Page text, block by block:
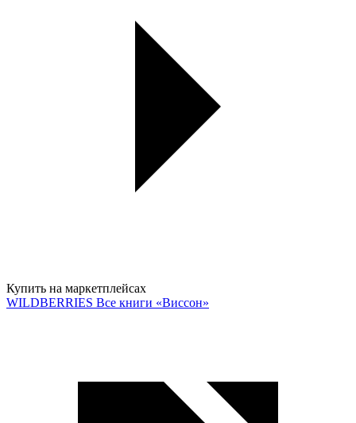
Купить на маркетплейсах
WILDBERRIES Все книги «Виссон»